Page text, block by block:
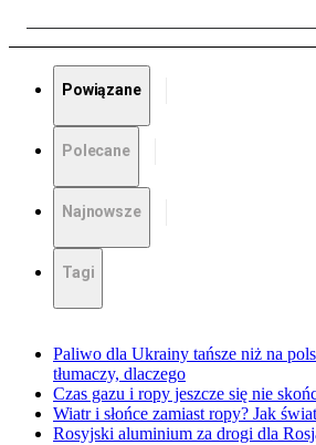
Powiązane
Polecane
Najnowsze
Tagi
Paliwo dla Ukrainy tańsze niż na
tłumaczy, dlaczego
Czas gazu i ropy jeszcze się nie
Wiatr i słońce zamiast ropy? Jak
Rosyjski aluminium za drogi dla